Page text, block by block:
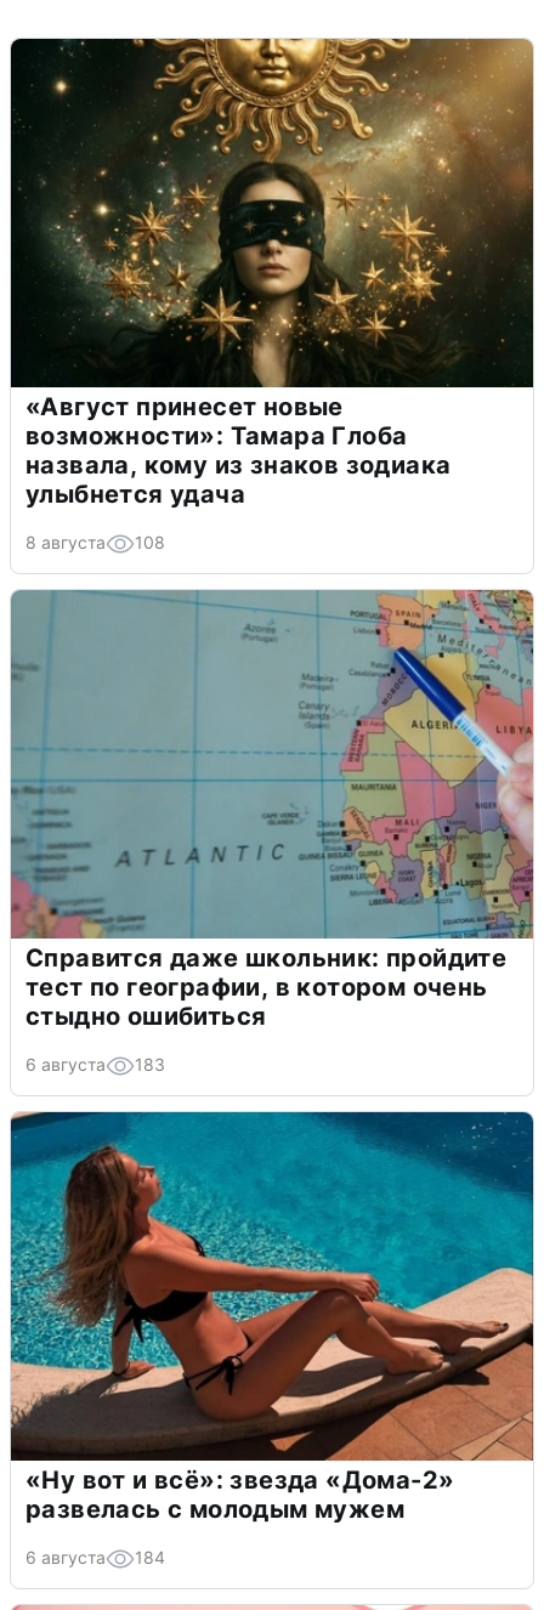
«Август принесет новые
возможности»: Тамара Глоба
назвала, кому из знаков зодиака
улыбнется удача
8 августа 108
Справится даже школьник: пройдите
тест по географии, в котором очень
стыдно ошибиться
6 августа 183
«Ну вот и всё»: звезда «Дома-2»
развелась с молодым мужем
6 августа 184